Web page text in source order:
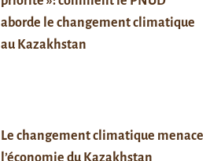
aborde le changement climatique
au Kazakhstan
Le changement climatique menace
l’économie du Kazakhstan